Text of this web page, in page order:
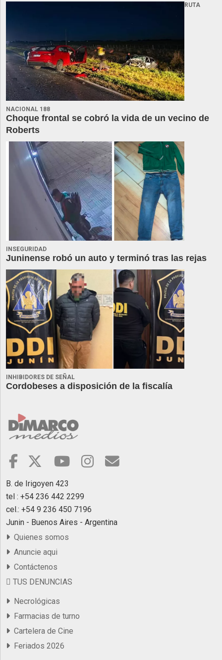
RUTA
NACIONAL 188
Choque frontal se cobró la vida de un vecino de
Roberts
INSEGURIDAD
Juninense robó un auto y terminó tras las rejas
INHIBIDORES DE SEÑAL
Cordobeses a disposición de la fiscalía
B. de Irigoyen 423
tel : +54 236 442 2299
cel.: +54 9 236 450 7196
Junin - Buenos Aires - Argentina
Quienes somos
Anuncie aqui
Contáctenos
TUS DENUNCIAS
Necrológicas
Farmacias de turno
Cartelera de Cine
Feriados 2026